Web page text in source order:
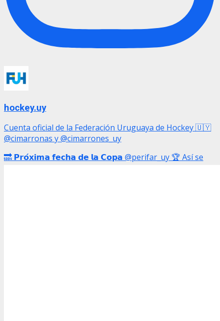
hockey.uy
Cuenta oficial de la Federación Uruguaya de Hockey 🇺🇾
@cimarronas y @cimarrones_uy
🔜 𝗣𝗿𝗼́𝘅𝗶𝗺𝗮 𝗳𝗲𝗰𝗵𝗮 𝗱𝗲 𝗹𝗮 𝗖𝗼𝗽𝗮 @perifar_uy 🏆 Así se